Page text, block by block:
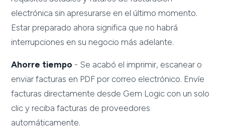
electrónica sin apresurarse en el último momento.
Estar preparado ahora significa que no habrá
interrupciones en su negocio más adelante.
Ahorre tiempo - Se acabó el imprimir, escanear o
enviar facturas en PDF por correo electrónico. Envíe
facturas directamente desde Gem Logic con un solo
clic y reciba facturas de proveedores
automáticamente.